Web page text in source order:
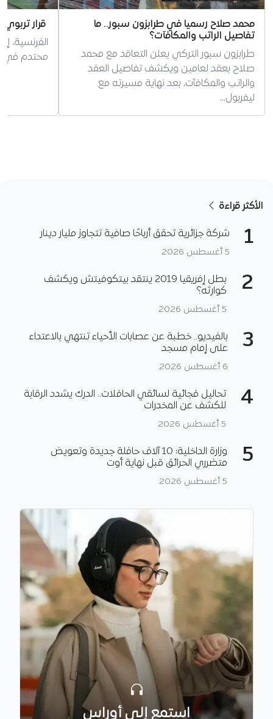
محمد صلاح رسميا في طرابزون سبور.. ما
تفاصيل الراتب والمكافآت؟
طرابزون سبور التركي يعلن التعاقد مع محمد
صلاح بعقد لعامين ويكشف تفاصيل العقد
والراتب والمكافآت، بعد نهاية مسيرته مع
ليفربول…
قرار
الفرنسية،
محتدم في
الأكثر قراءة
1 شركة جزائرية تحقق أرباحًا صافية تتجاوز مليار دينار
5 أغسطس 2026
2
بطل إفريقيا 2019 ينتقد بيتكوفيتش ويكشف
كوارثه؟
5 أغسطس 2026
3
بالفيديو.. خطبة عن عصابات الأحياء تنتهي بالاعتداء
على إمام مسجد
6 أغسطس 2026
4
تحاليل فجائية لسائقي الحافلات.. الدرك يشدد الرقابة
للكشف عن المخدرات
5 أغسطس 2026
5
وزارة الداخلية: 10 آلاف حافلة جديدة وتعويض
متضرري الحرائق قبل نهاية أوت
5 أغسطس 2026
استمع إلى أوراس